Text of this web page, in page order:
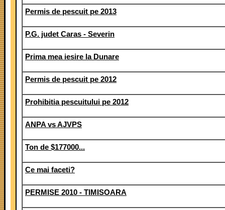
Permis de pescuit pe 2013
P.G. judet Caras - Severin
Prima mea iesire la Dunare
Permis de pescuit pe 2012
Prohibitia pescuitului pe 2012
ANPA vs AJVPS
Ton de $177000...
Ce mai faceti?
PERMISE 2010 - TIMISOARA